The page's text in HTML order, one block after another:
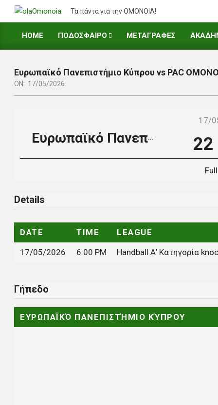
Τα πάντα για την ΟΜΟΝΟΙΑ!
HOME ΠΟΔΟΣΦΑΙΡΟ ΜΕΤΑΓΡΑΦΕΣ
Ευρωπαϊκό Πανεπιστήμιο Κύπρου vs PAC
ON: 17/05/2026
Ευρωπαϊκό Πανεπιστήμιο Κύπρου
17/
22
Details
DATE TIME LEAGUE
17/05/2026 6:00 PM Handball Α’ Κατηγορία
Γήπεδο
ΕΥΡΩΠΑΪΚΌ ΠΑΝΕΠΙΣΤΉΜΙΟ ΚΎΠΡΟΥ